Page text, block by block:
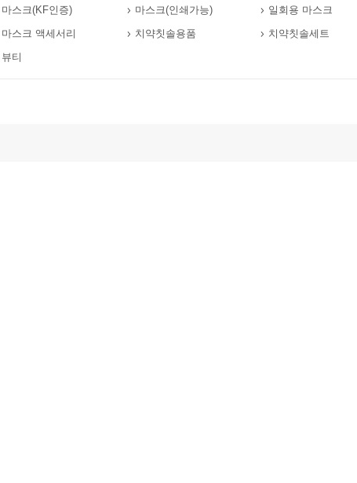
마스크(KF인증) 마스크(인쇄가능) 일회용 마스크
마스크 액세서리 치약칫솔용품 치약칫솔세트
뷰티